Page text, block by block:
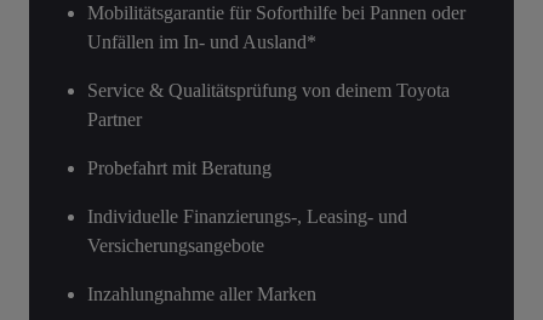
Mobilitätsgarantie für Soforthilfe bei Pannen oder
Unfällen im In- und Ausland*
Service & Qualitätsprüfung von deinem Toyota
Partner
Probefahrt mit Beratung
Individuelle Finanzierungs-, Leasing- und
Versicherungsangebote
Inzahlungnahme aller Marken